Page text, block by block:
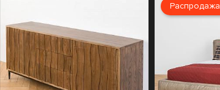
Распродажа